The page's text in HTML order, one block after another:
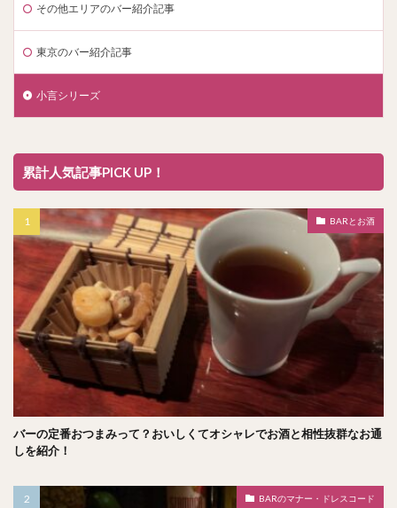
その他エリアのバー紹介記事
東京のバー紹介記事
小言シリーズ
累計人気記事PICK UP！
BARとお酒
バーの定番おつまみって？おいしくてオシャレでお酒と相性抜群なお通
しを紹介！
BARのマナー・ドレスコード